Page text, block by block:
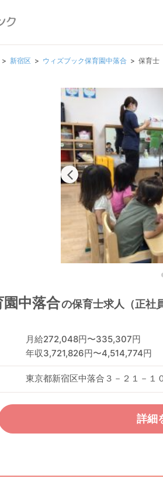
新宿区 ウィズブック保育園中落合 保育士
中落合の保育士求人（正社
月給272,048円〜335,307円
年収3,721,826円〜4,514,774円
東京都新宿区中落合３－２１－１
詳細